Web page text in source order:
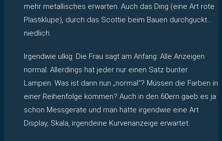
mehr metallisches erwarten. Auch das Ding (eine Art rote
Plastiklupe), durch das Scottie beim Bauen durchguckt…
niedlich.
Irgendwie ulkig: Die Frau sagt am Anfang: Alle Anzeigen
normal. Allerdings hat jeder nur einen Satz bunter
Lampen. Was ist dann nun „normal“? Müssen die Farben in
einer Reihenfolge kommen? Auch in den 60ern gaeb es ja
schon Messgeräte und man hätte irgendwie eine Art
Display, Skala, irgendeine Kurvenanzeige erwartet.